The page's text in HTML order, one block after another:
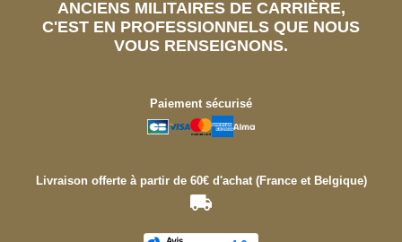
ANCIENS MILITAIRES DE CARRIÈRE,
C'EST EN PROFESSIONNELS QUE NOUS
VOUS RENSEIGNONS.
Paiement sécurisé
Livraison offerte à partir de 60€ d'achat (France et Belgique)